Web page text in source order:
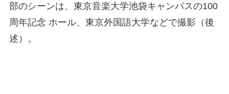
部のシーンは、東京音楽大学池袋キャンパスの100
周年記念 ホール、東京外国語大学などで撮影（後
述）。